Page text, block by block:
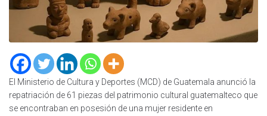
El Ministerio de Cultura y Deportes (MCD) de Guatemala anunció la
repatriación de 61 piezas del patrimonio cultural guatemalteco que
se encontraban en posesión de una mujer residente en